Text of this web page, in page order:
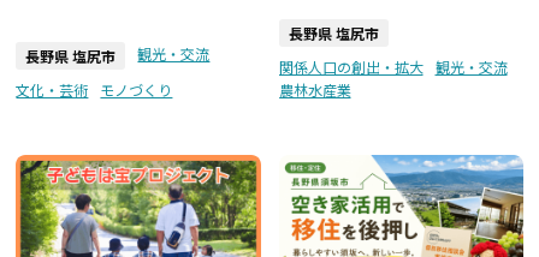
長野県 塩尻市
観光・交流
文化・芸術
モノづくり
長野県 塩尻市
関係人口の創出・拡大
観光・交流
農林水産業